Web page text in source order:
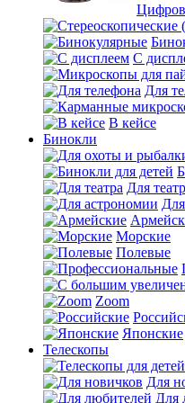
С
Для
В кейсе
Бинокли
Для
Морские
Полевые
Zoom
Японские
Телескопы
Для
Для